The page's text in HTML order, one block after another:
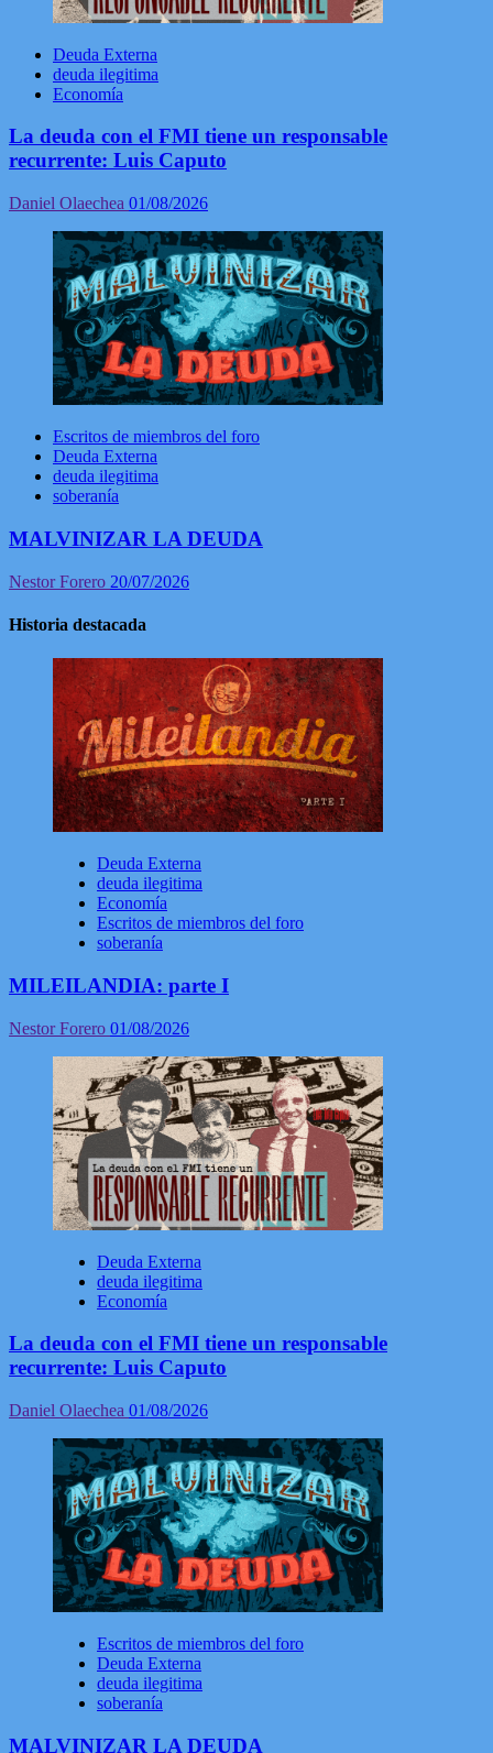
Deuda Externa
deuda ilegitima
Economía
La deuda con el FMI tiene un responsable
recurrente: Luis Caputo
Daniel Olaechea 01/08/2026
Escritos de miembros del foro
Deuda Externa
deuda ilegitima
soberanía
MALVINIZAR LA DEUDA
Nestor Forero 20/07/2026
Historia destacada
Deuda Externa
deuda ilegitima
Economía
Escritos de miembros del foro
soberanía
MILEILANDIA: parte I
Nestor Forero 01/08/2026
Deuda Externa
deuda ilegitima
Economía
La deuda con el FMI tiene un responsable
recurrente: Luis Caputo
Daniel Olaechea 01/08/2026
Escritos de miembros del foro
Deuda Externa
deuda ilegitima
soberanía
MALVINIZAR LA DEUDA